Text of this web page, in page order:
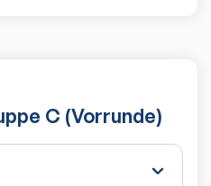
C (Vorrunde)